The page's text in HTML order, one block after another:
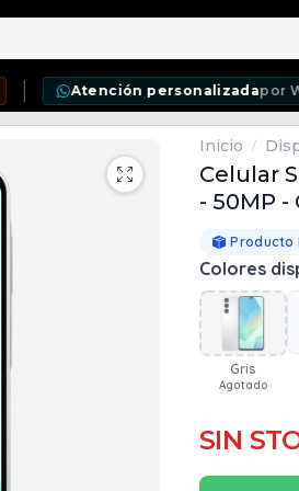
Atención personalizadapor WhatsApp
Inicio /
Celular
- 50MP -
Producto
Colores
Gris
Agotado
SIN